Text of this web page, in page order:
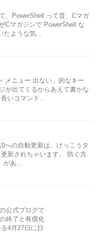
、PowerShell って昔、Cマガ
Cマガジンで PowerShell な
ような気...
メニュー 出ない」的なキー
が出てくるからあえて書かな
いコマンド...
への自動更新は、けっこうタ
新されちゃいます。 防ぐ方
あ...
公式ブログで
終了と有償化
4月27日に日